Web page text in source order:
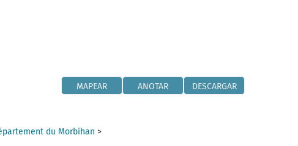
MAPEAR ANOTAR DESCARGAR
du Morbihan >